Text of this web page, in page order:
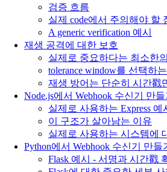
검증 흐름
실제 code에서 주의해야 할
A generic verification 예시
재생 공격에 대한 보호
실제로 중요하다는 최소한
tolerance window를 선택하
재생 방어는 단순히 시간戳
Node.js에서 Webhook 수신기 만들
실제로 사용하는 Express 예
이 구조가 살아남는 이유
실제로 사용하는 시스템에
Python에서 Webhook 수신기 만들
Flask 예시 - 서명과 시간戳